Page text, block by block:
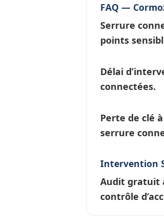
FAQ —
Serrure
points
Délai
connectées.
Perte de clé
serrure
Intervention
Audit gratuit
contrôle